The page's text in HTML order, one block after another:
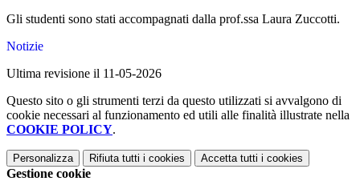
Gli studenti sono stati accompagnati dalla prof.ssa Laura Zuccotti.
Notizie
Ultima revisione il 11-05-2026
Questo sito o gli strumenti terzi da questo utilizzati si avvalgono di
cookie necessari al funzionamento ed utili alle finalità illustrate nella
COOKIE POLICY.
Personalizza Rifiuta tutti i cookies Accetta tutti i cookies
Gestione cookie